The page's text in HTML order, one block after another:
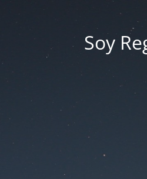
Soy